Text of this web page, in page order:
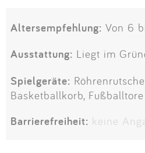
Altersempfehlung: Von 6
Ausstattung: Liegt im
Spielgeräte:
Basketballkorb, Fußballtore
Barrierefreiheit: keine